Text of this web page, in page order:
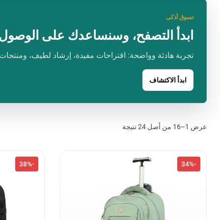
رسامين
اقلام
جافة
اقلام حبر
اقلام
تسوق أذكى
ابدأ التصفح، وسنساعدك على
تجربة هادئة وواضحة: اقتراحات مفيدة، إرشاد لطيف،
ابدأ الاكتشاف
عرض 1–16 من أصل 24 نتيجة
-34%
-38%